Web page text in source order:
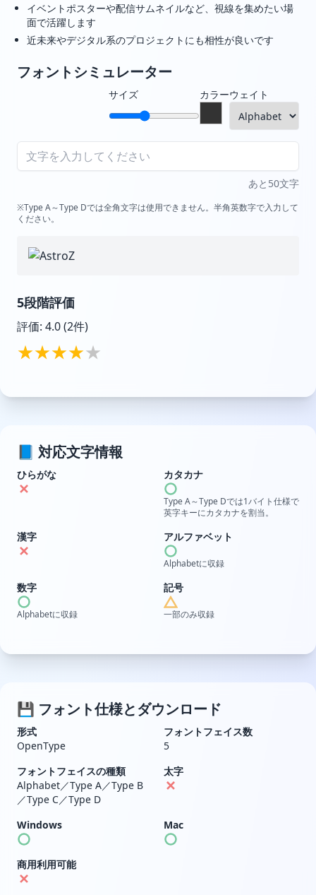
イベントポスターや配信サムネイルなど、視線を集めたい場
面で活躍します
近未来やデジタル系のプロジェクトにも相性が良いです
フォントシミュレーター
サイズ カラーウェイト
あと50文字
※Type A～Type Dでは全角文字は使用できません。半角英数字で入力して
ください。
5段階評価
評価: 4.0(2件)
★★★★★
📘 対応文字情報
ひらがな カタカナ
Type A～Type Dでは1バイト仕様で
英字キーにカタカナを割当。
漢字 アルファベット
Alphabetに収録
数字
Alphabetに収録
記号
一部のみ収録
💾 フォント仕様とダウンロード
形式
OpenType
フォントフェイス数
5
フォントフェイスの種類
Alphabet／Type A／Type B
／Type C／Type D
太字
Windows Mac
商用利用可能